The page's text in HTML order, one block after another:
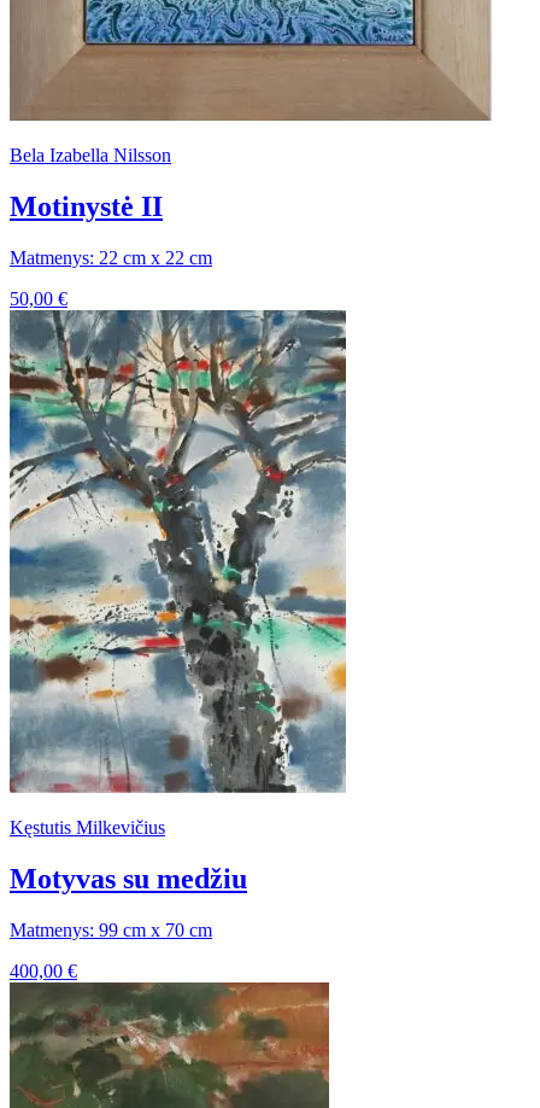
Bela Izabella Nilsson
Motinystė II
Matmenys: 22 cm x 22 cm
50,00 €
Kęstutis Milkevičius
Motyvas su medžiu
Matmenys: 99 cm x 70 cm
400,00 €